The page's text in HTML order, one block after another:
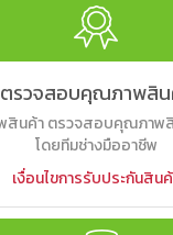
ตรวจสอบคุณภาพสิน
สินค้า ตรวจสอบคุณภาพ
โดยทีมช่างมืออาชีพ
เงื่อนไขการรับประกันสิน